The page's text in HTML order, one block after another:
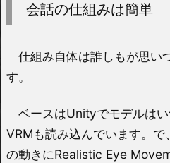
会話の仕組みは簡単
仕組み自体は誰しもが思い
す。
ベースはUnityでモデルは
VRMも読み込んでいます。
の動きにRealistic Eye